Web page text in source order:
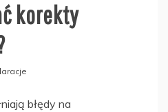
korekty
błędy na